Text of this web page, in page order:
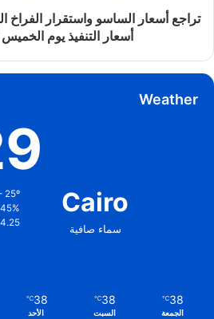
تراجع أسعار الساسو واستقرار الفراخ
أسعار التنفيذ يوم الخميس 6/8/2026
Weather
Cairo
سماء صافية
45%
4.25 كيلومتر/ساعة
38
℃
الجمعة
38
℃
السبت
38
℃
الأحد